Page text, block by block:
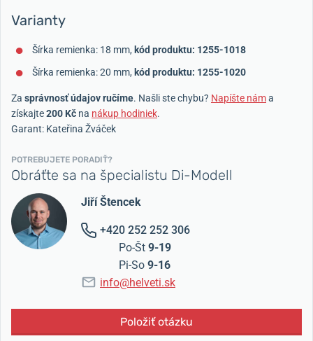
Varianty
Šírka remienka: 18 mm, kód produktu: 1255-1018
Šírka remienka: 20 mm, kód produktu: 1255-1020
Za správnosť údajov ručíme. Našli ste chybu? Napíšte náma
získajte200 Kč na nákup hodiniek.
Garant: Kateřina Žváček
POTREBUJETE PORADIŤ?
Obráťte sa na špecialistu Di-Modell
Jiří Štencek
+420 252 252 306
Po-Št 9-19
Pi-So 9-16
info@helveti.sk
Položiť otázku